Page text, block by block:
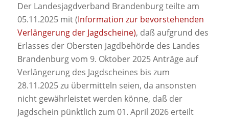
Der Landesjagdverband Brandenburg teilte am
05.11.2025 mit (Information zur bevorstehenden
Verlängerung der Jagdscheine), daß aufgrund des
Erlasses der Obersten Jagdbehörde des Landes
Brandenburg vom 9. Oktober 2025 Anträge auf
Verlängerung des Jagdscheines bis zum
28.11.2025 zu übermitteln seien, da ansonsten
nicht gewährleistet werden könne, daß der
Jagdschein pünktlich zum 01. April 2026 erteilt